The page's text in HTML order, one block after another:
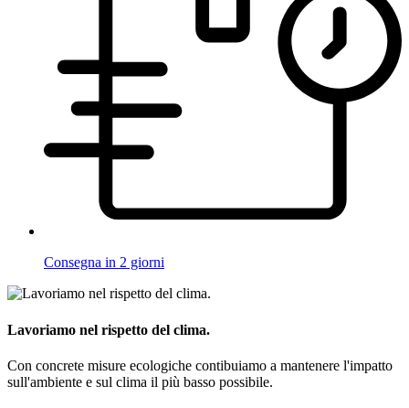
Consegna in 2 giorni
Lavoriamo nel rispetto del clima.
Con concrete misure ecologiche contibuiamo a mantenere l'impatto
sull'ambiente e sul clima il più basso possibile.